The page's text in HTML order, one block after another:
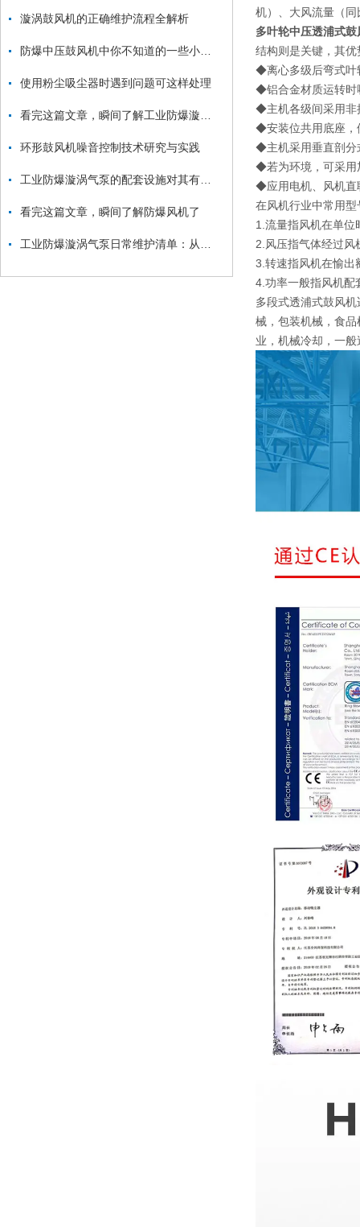
漩涡鼓风机的正确维护流程全解析
使用粉尘吸尘器时遇到问题可这样处理
环形鼓风机噪音控制技术研究与实践
看完这篇文章，瞬间了解防爆风机了
机）、大风流量（
多叶轮中压透浦式鼓
结构则是关键，其优
◆离心多级后弯式叶
◆铝合金材质运转时
◆主机各级间采用非
◆安装位共用底座，
◆主机采用垂直剖分
◆若为环境，可采用
◆应用电机、风机直
在风机行业中常用
1.流量指风机在单位
2.风压指气体经过风
3.转速指风机在愉出
4.功率一般指风机配
多段式透浦式鼓风
械，包装机械，食
业，机械冷却，一